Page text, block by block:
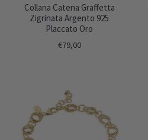
Collana Catena Graffetta
Zigrinata Argento 925
Placcato Oro
€79,00